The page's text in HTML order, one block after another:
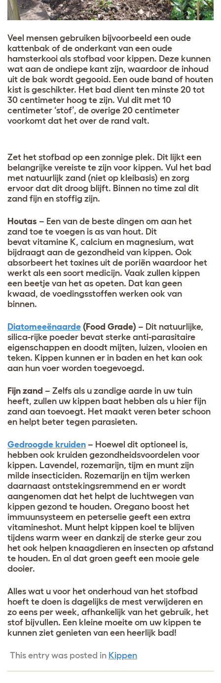
Veel mensen gebruiken bijvoorbeeld een oude
kattenbak of de onderkant van een oude
hamsterkooi als stofbad voor kippen. Deze kunnen
wat aan de ondiepe kant zijn, waardoor de inhoud
uit de bak wordt gegooid. Een oude band of houten
kist is geschikter. Het bad dient ten minste 20 tot
30 centimeter hoog te zijn. Vul dit met 10
centimeter ‘stof’, de overige 20 centimeter
voorkomt dat het over de rand valt.
Zet het stofbad op een zonnige plek. Dit lijkt een
belangrijke vereiste te zijn voor kippen. Vul het bad
met natuurlijk zand (niet op kleibasis) en zorg
ervoor dat dit droog blijft. Binnen no time zal dit
zand fijn en stoffig zijn.
Houtas – Een van de beste dingen om aan het
zand toe te voegen is as van hout. Dit
bevat vitamine K, calcium en magnesium, wat
bijdraagt aan de gezondheid van kippen. Ook
absorbeert het toxines uit de poriën waardoor het
werkt als een soort medicijn. Vaak zullen kippen
een beetje van het as opeten. Dat kan geen
kwaad, de voedingsstoffen werken ook van
binnen.
Diatomeeënaarde (Food Grade) – Dit natuurlijke,
silica-rijke poeder bevat sterke anti-parasitaire
eigenschappen en doodt mijten, luizen, vlooien en
teken. Kippen kunnen er in baden en het kan ook
aan hun voer worden toegevoegd.
Fijn zand – Zelfs als u zandige aarde in uw tuin
heeft, zullen uw kippen baat hebben als u hier fijn
zand aan toevoegt. Het maakt veren beter schoon
en helpt beter tegen parasieten.
Gedroogde kruiden – Hoewel dit optioneel is,
hebben ook kruiden gezondheidsvoordelen voor
kippen. Lavendel, rozemarijn, tijm en munt zijn
milde insecticiden. Rozemarijn en tijm werken
daarnaast ontstekingsremmend en er wordt
aangenomen dat het helpt de luchtwegen van
kippen gezond te houden. Oregano boost het
immuunsysteem en peterselie geeft een extra
vitamineshot. Munt helpt kippen koel te blijven
tijdens warm weer en dankzij de sterke geur zou
het ook helpen knaagdieren en insecten op afstand
te houden. En al dat groen geeft een mooie gele
dooier.
Alles wat u voor het onderhoud van het stofbad
hoeft te doen is dagelijks de mest verwijderen en
zo eens per week, afhankelijk van het gebruik, het
stof bijvullen. Een kleine moeite om uw kippen te
kunnen ziet genieten van een heerlijk bad!
This entry was posted in Kippen